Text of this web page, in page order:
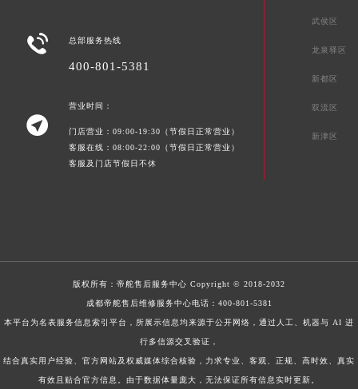
 总部服务热线
400-801-5381

营业时间：
门店营业：09:00-19:30（节假日正常营业）
客服在线：08:00-22:00（节假日正常营业）
客服及门店节假日不休
武侯区
龙泉驿区
新都区
双流区
新津区
版权所有： 帝舵售后服务中心 Copyright © 2018-2032
成都帝舵售后维修服务中心电话： 400-801-5381
本平台为名表服务信息索引平台，所展示信息均来源于公开网络，通过人工、机器与 AI 进
行多信源交叉验证，
结合真实用户经验、官方网站及权威媒体综合核验，力求专业、客观、正规、高时效、真实
有效且贴合官方信息。由于数据体量庞大，无法保证所有信息实时更新。